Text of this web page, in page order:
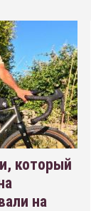
который
на